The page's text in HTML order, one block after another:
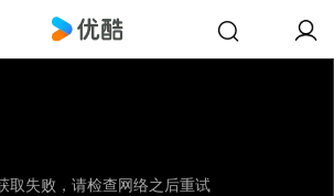
取失败，请检查网络之后重试